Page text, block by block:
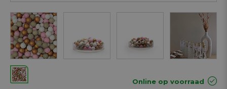
Online op voorraad